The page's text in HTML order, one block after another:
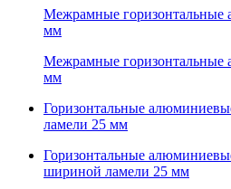
Межрамные
мм
Межрамные
мм
Горизонтальные
ламели 25 мм
Горизонтальные
шириной ламели 25 мм